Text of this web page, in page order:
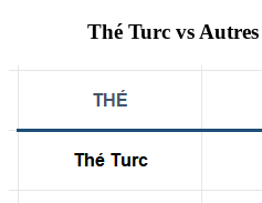
Thé Turc vs